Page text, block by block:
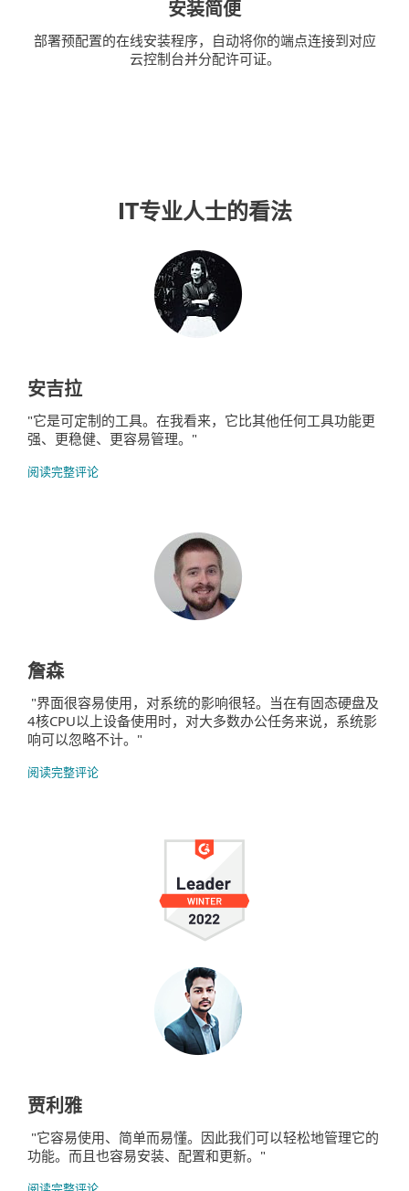
安装简便
部署预配置的在线安装程序，自动将你的端点连接到对应
云控制台并分配许可证。
IT专业人士的看法
安吉拉
"它是可定制的工具。在我看来，它比其他任何工具功能更
强、更稳健、更容易管理。"
阅读完整评论
詹森
"界面很容易使用，对系统的影响很轻。当在有固态硬盘及
4核CPU以上设备使用时，对大多数办公任务来说，系统影
响可以忽略不计。"
阅读完整评论
贾利雅
"它容易使用、简单而易懂。因此我们可以轻松地管理它的
功能。而且也容易安装、配置和更新。"